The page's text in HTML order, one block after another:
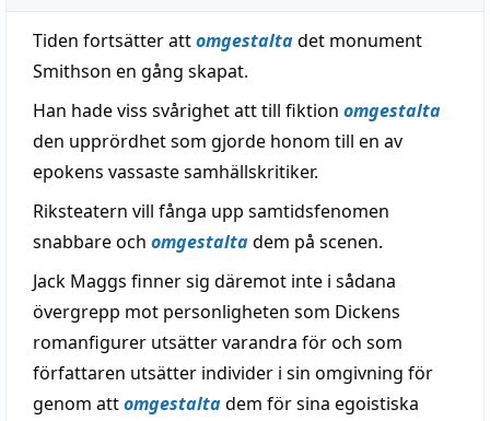
Tiden fortsätter attomgestaltadet monument
Smithson en gång skapat.
Han hade viss svårighet att till fiktion omgestalta
den upprördhet som gjorde honom till en av
epokens vassaste samhällskritiker.
Riksteatern vill fånga upp samtidsfenomen
snabbare och omgestaltadem på scenen.
Jack Maggs finner sig däremot inte i sådana
övergrepp mot personligheten som Dickens
romanfigurer utsätter varandra för och som
författaren utsätter individer i sin omgivning för
genom attomgestaltadem för sina egoistiska